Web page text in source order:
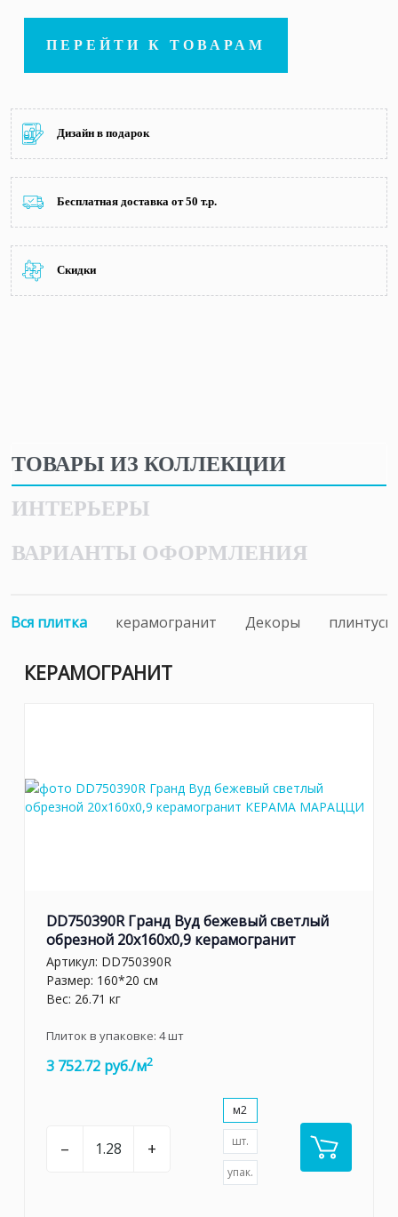
ПЕРЕЙТИ К ТОВАРАМ
Дизайн в подарок
Бесплатная доставка от 50 т.р.
Скидки
ТОВАРЫ ИЗ КОЛЛЕКЦИИ
ИНТЕРЬЕРЫ
ВАРИАНТЫ ОФОРМЛЕНИЯ
Вся плитка керамогранит Декоры плинтусы
КЕРАМОГРАНИТ
DD750390R Гранд Вуд бежевый светлый
обрезной 20x160x0,9 керамогранит
Артикул: DD750390R
Размер: 160*20 см
Вес: 26.71 кг
Плиток в упаковке: 4шт
3 752.72 руб./м2
– +
м2
шт.
упак.